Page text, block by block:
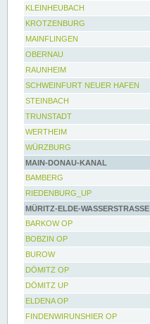
KLEINHEUBACH
KROTZENBURG
MAINFLINGEN
OBERNAU
RAUNHEIM
SCHWEINFURT NEUER HAFEN
STEINBACH
TRUNSTADT
WERTHEIM
WÜRZBURG
MAIN-DONAU-KANAL
BAMBERG
RIEDENBURG_UP
MÜRITZ-ELDE-WASSERSTRASSE
BARKOW OP
BOBZIN OP
BUROW
DÖMITZ OP
DÖMITZ UP
ELDENA OP
FINDENWIRUNSHIER OP